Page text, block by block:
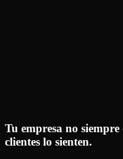
Tu empresa no
clientes lo sienten.